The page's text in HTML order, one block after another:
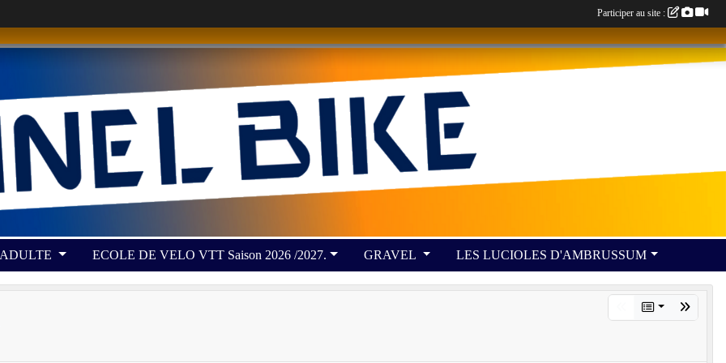
ECOLE DE VELO VTT Saison 2026 /2027. GRAVEL LES LUCIOLES D'AMBRUSSUM
Participer au site :